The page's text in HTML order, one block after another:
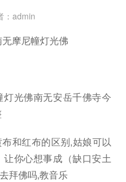
：admin
无摩尼幢灯光佛
光佛南无安岳千佛寺今
和红布的区别,姑娘可以
你心想事成（缺口安土
拜佛吗,教音乐